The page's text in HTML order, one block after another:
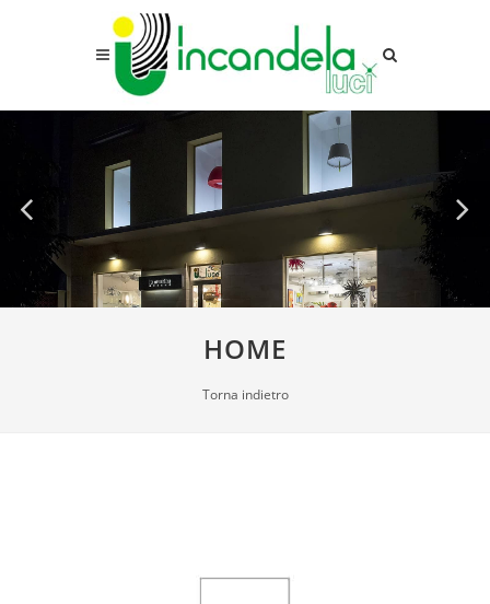
HOME
Torna indietro